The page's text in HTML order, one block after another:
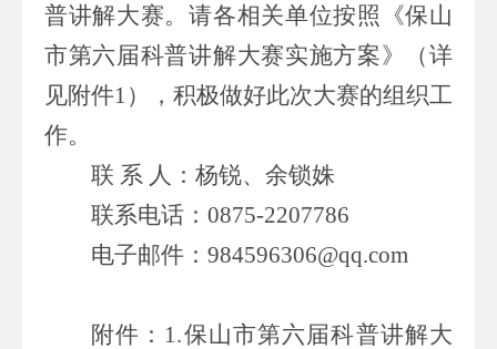
普讲解大赛。请各相关单位按照《保山
市第六届科普讲解大赛实施方案》（详
见附件1） ， 积极做好此次大赛的组织工
作。
联 系 人： 杨锐、 余锁姝
联系电话： 0875-2207786
电子邮件： 984596306@qq.com
附件： 1.保山市第六届科普讲解大